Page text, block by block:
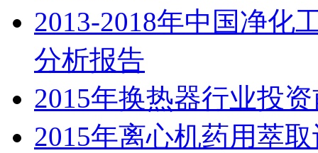
2013-2018年中国净化
分析报告
2015年换热器行业投
2015年离心机药用萃